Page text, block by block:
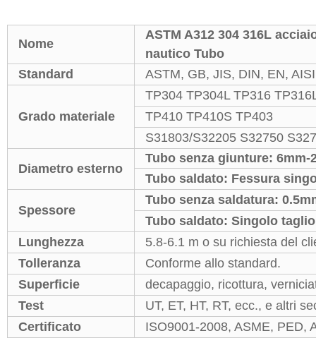
Nome
ASTM A312 304 316L
nautico Tubo
Standard
ASTM, GB, JIS, DIN, EN, AISI
Grado materiale
TP304 TP304L TP316
TP410 TP410S TP403
S31803/S32205 S32750
Diametro esterno
Tubo senza giunture: 6mm-
Tubo saldato: Fessura
Spessore
Tubo senza saldatura:
Tubo saldato: Singolo
Lunghezza
5.8-6.1 m o su richiesta del
Tolleranza
Conforme allo standard.
Superficie
decapaggio, ricottura,
Test
UT, ET, HT, RT, ecc., e altri
Certificato
ISO9001-2008, ASME, PED,